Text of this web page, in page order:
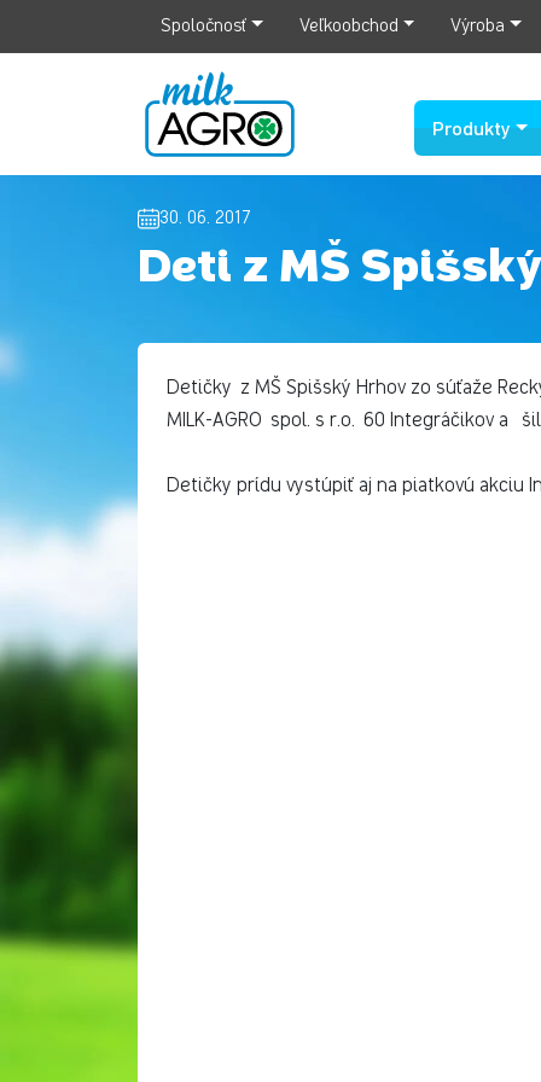
Spoločnosť Veľkoobchod Výroba
Produkty
30. 06. 2017
Deti z MŠ
Detičky z MŠ Spišský Hrhov zo súťaže
MILK-AGRO spol. s r.o. 60 Integráčikov a
Detičky prídu vystúpiť aj na piatkovú akciu